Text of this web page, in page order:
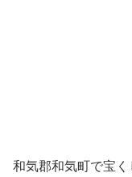
和気郡和気町で宝く